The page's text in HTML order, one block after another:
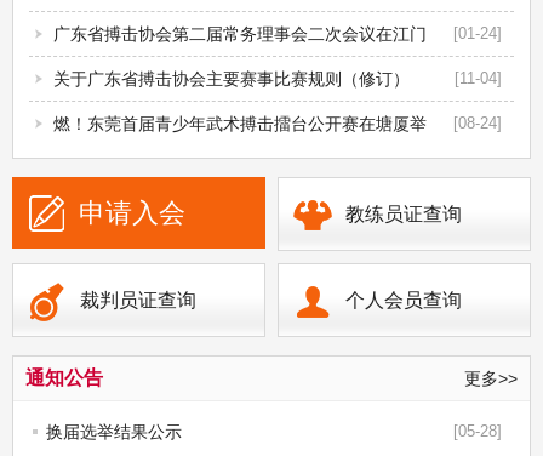
法》的函... [01-24]
广东省搏击协会第二届常务理事会二次会议在江门
举行 [11-04]
关于广东省搏击协会主要赛事比赛规则（修订）
[08-24]
燃！东莞首届青少年武术搏击擂台公开赛在塘厦举
申请入会 教练员证查询
裁判员证查询 个人会员查询
更多>>
通知公告
[05-28]
换届选举结果公示